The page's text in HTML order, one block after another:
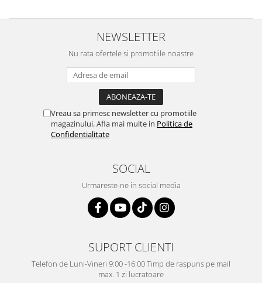
NEWSLETTER
Nu rata ofertele si promotiile noastre
Vreau sa primesc newsletter cu promotiile
magazinului. Afla mai multe in Politica de
Confidentialitate
SOCIAL
Urmareste-ne in social media
SUPORT CLIENTI
Telefon de Luni-Vineri 9:00 -16:00 Timp de raspuns pe mail
max. 1 zi lucratoare